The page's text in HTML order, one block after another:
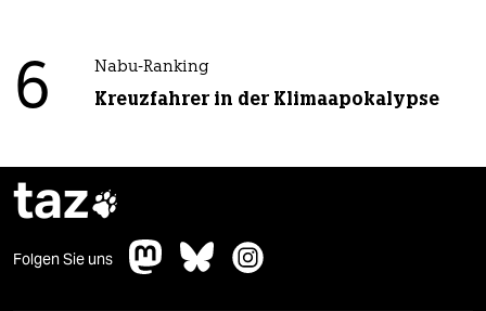
6 Nabu-Ranking
Kreuzfahrer in der Klimaapokalypse
taz
Folgen Sie uns